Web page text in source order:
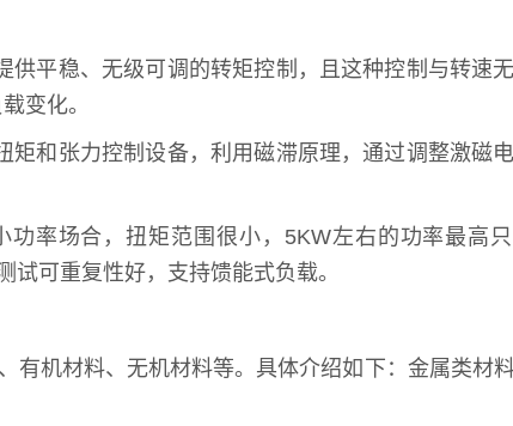
平稳、无级可调的转矩控制，且这种控制与转速
变化。
和张力控制设备，利用磁滞原理，通过调整激磁
率场合，扭矩范围很小，5KW左右的功率最高
可重复性好，支持馈能式负载。
有机材料、无机材料等。具体介绍如下：金属类材